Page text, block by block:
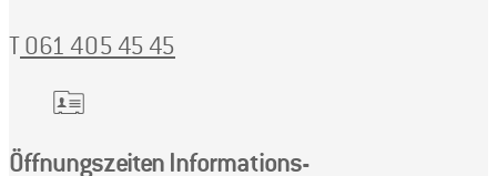
T061 405 45 45
Öffnungszeiten Informations-